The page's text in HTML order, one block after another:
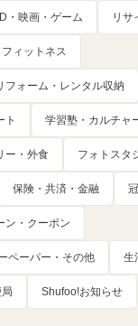
・映画・ゲーム リサ
ィットネス
フォーム・レンタル収納
ト 学習塾・カルチャ
ー・外食 フォトスタ
保険・共済・金融
ン・クーポン
ペーパー・その他 生
Shufoo!お知らせ